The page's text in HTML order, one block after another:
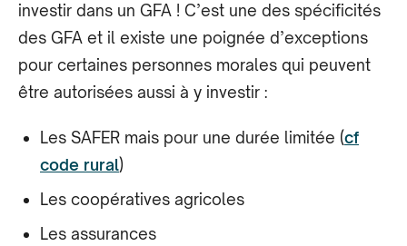
investir dans un GFA ! C’est une des spécificités
des GFA et il existe une poignée d’exceptions
pour certaines personnes morales qui peuvent
être autorisées aussi à y investir :
Les SAFER mais pour une durée limitée (cf
code rural)
Les coopératives agricoles
Les assurances